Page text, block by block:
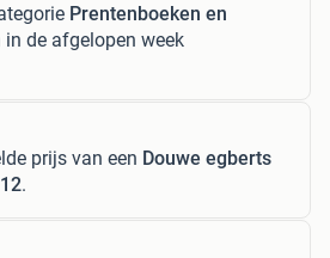
Prentenboeken en
in de afgelopen week
prijs van een Douwe egberts
.